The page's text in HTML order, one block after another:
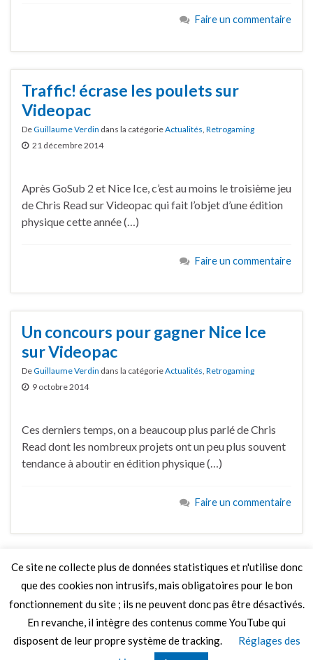
Faire un commentaire
Traffic! écrase les poulets sur
Videopac
DeGuillaume Verdin dans la catégorieActualités, Retrogaming
21 décembre 2014
Après GoSub 2 et Nice Ice, c’est au moins le troisième jeu
de Chris Read sur Videopac qui fait l’objet d’une édition
physique cette année (…)
Faire un commentaire
Un concours pour gagner Nice Ice
sur Videopac
DeGuillaume Verdin dans la catégorieActualités Retrogaming
9 octobre 2014
Ces derniers temps, on a beaucoup plus parlé de Chris
Read dont les nombreux projets ont un peu plus souvent
tendance à aboutir en édition physique (…)
Faire un commentaire
LIRE PLUS
Ce site ne collecte plus de données statistiques et n'utilise donc
que des cookies non intrusifs, mais obligatoires pour le bon
fonctionnement du site ; ils ne peuvent donc pas être désactivés.
En revanche, il intègre des contenus comme YouTube qui
disposent de leur propre système de tracking.
Réglages des